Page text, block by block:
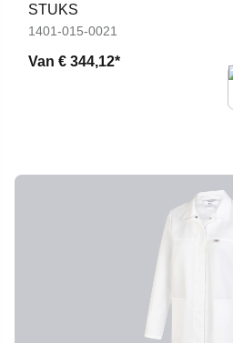
STUKS
1401-015-0021
Van € 344,12*